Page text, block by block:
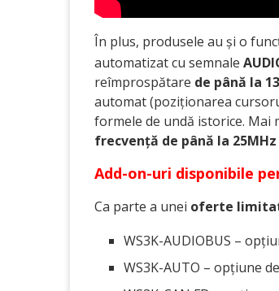
În plus, produsele au și o
automatizat cu semnale
reîmprospătare de până la
automat (poziționarea
formele de undă istorice. Mai
frecvență de până la
Add-on-uri disponibile
Ca parte a unei oferte
WS3K-AUDIOBUS –
WS3K-AUTO – opțiune